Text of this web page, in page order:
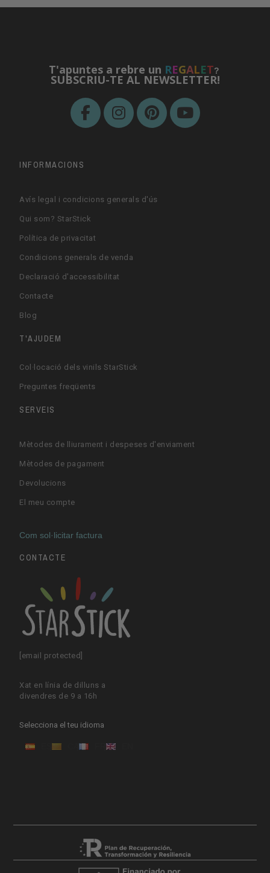
T'apuntes a rebre un REGALET?
SUBSCRIU-TE AL NEWSLETTER!
INFORMACIONS
Avís legal i condicions generals d'ús
Qui som? StarStick
Política de privacitat
Condicions generals de venda
Declaració d'accessibilitat
Contacte
Blog
T'AJUDEM
Col·locació dels vinils StarStick
Preguntes freqüents
SERVEIS
Mètodes de lliurament i despeses d'enviament
Mètodes de pagament
Devolucions
El meu compte
Com sol·licitar factura
CONTACTE
[email protected]
Xat en línia de dilluns a
divendres de 9 a 16h
Selecciona el teu idioma
ES CA FR